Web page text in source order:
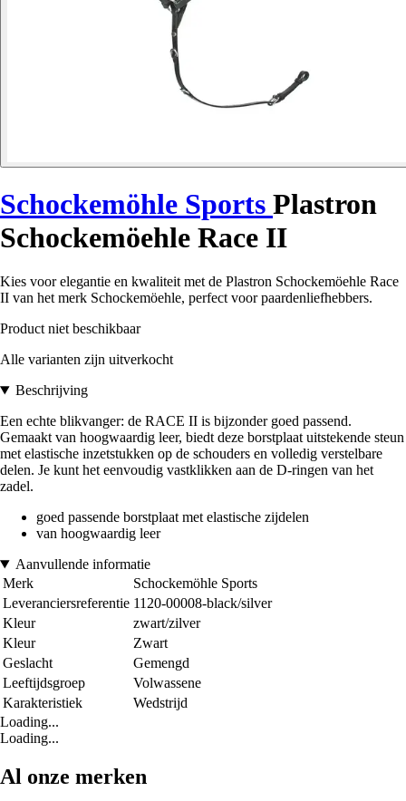
Schockemöhle Sports Plastron
Schockemöehle Race II
Kies voor elegantie en kwaliteit met de Plastron Schockemöehle Race
II van het merk Schockemöehle, perfect voor paardenliefhebbers.
Product niet beschikbaar
Alle varianten zijn uitverkocht
Beschrijving
Een echte blikvanger: de RACE II is bijzonder goed passend.
Gemaakt van hoogwaardig leer, biedt deze borstplaat uitstekende steun
met elastische inzetstukken op de schouders en volledig verstelbare
delen. Je kunt het eenvoudig vastklikken aan de D-ringen van het
zadel.
goed passende borstplaat met elastische zijdelen
van hoogwaardig leer
Aanvullende informatie
Merk
Schockemöhle Sports
Leveranciersreferentie 1120-00008-black/silver
Kleur
zwart/zilver
Kleur
Zwart
Geslacht
Gemengd
Leeftijdsgroep
Volwassene
Karakteristiek
Wedstrijd
Loading...
Loading...
Al onze merken